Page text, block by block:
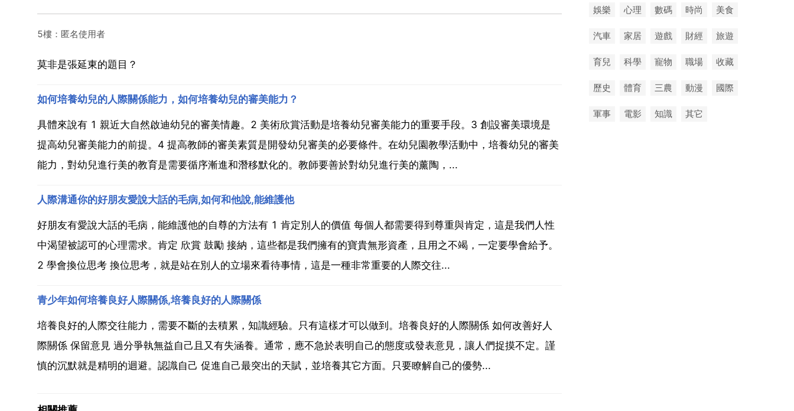
5樓：匿名使用者
莫非是張延東的題目？
如何培養幼兒的人際關係能力，如何培養幼兒的審美能力？
具體來說有 1 親近大自然啟迪幼兒的審美情趣。2 美術欣賞活動是培養幼兒審美能力的重要手段。3 創設審美環境是
提高幼兒審美能力的前提。4 提高教師的審美素質是開發幼兒審美的必要條件。在幼兒園教學活動中，培養幼兒的審美
能力，對幼兒進行美的教育是需要循序漸進和潛移默化的。教師要善於對幼兒進行美的薰陶，...
人際溝通你的好朋友愛說大話的毛病,如何和他說,能維護他
好朋友有愛說大話的毛病，能維護他的自尊的方法有 1 肯定別人的價值 每個人都需要得到尊重與肯定，這是我們人性
中渴望被認可的心理需求。肯定 欣賞 鼓勵 接納，這些都是我們擁有的寶貴無形資產，且用之不竭，一定要學會給予。
2 學會換位思考 換位思考，就是站在別人的立場來看待事情，這是一種非常重要的人際交往...
青少年如何培養良好人際關係,培養良好的人際關係
培養良好的人際交往能力，需要不斷的去積累，知識經驗。只有這樣才可以做到。培養良好的人際關係 如何改善好人
際關係 保留意見 過分爭執無益自己且又有失涵養。通常，應不急於表明自己的態度或發表意見，讓人們捉摸不定。謹
慎的沉默就是精明的迴避。認識自己 促進自己最突出的天賦，並培養其它方面。只要瞭解自己的優勢...
娛樂 心理 數碼 時尚 美食
汽車 家居 遊戲 財經 旅遊
育兒 科學 寵物 職場 收藏
歷史 體育 三農 動漫 國際
軍事 電影 知識 其它